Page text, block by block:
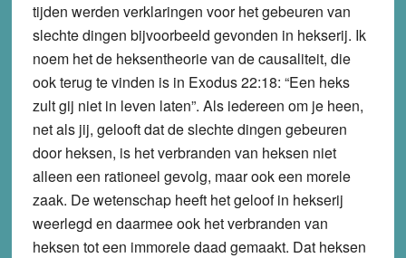
tijden werden verklaringen voor het gebeuren van
slechte dingen bijvoorbeeld gevonden in hekserij. Ik
noem het de heksentheorie van de causaliteit, die
ook terug te vinden is in Exodus 22:18: “Een heks
zult gij niet in leven laten”. Als iedereen om je heen,
net als jij, gelooft dat de slechte dingen gebeuren
door heksen, is het verbranden van heksen niet
alleen een rationeel gevolg, maar ook een morele
zaak. De wetenschap heeft het geloof in hekserij
weerlegd en daarmee ook het verbranden van
heksen tot een immorele daad gemaakt. Dat heksen